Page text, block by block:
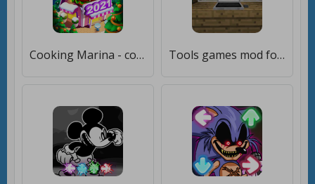
Cooking Marina - cooking games [Много денег] Tools games mod for mcpe [Много денег]